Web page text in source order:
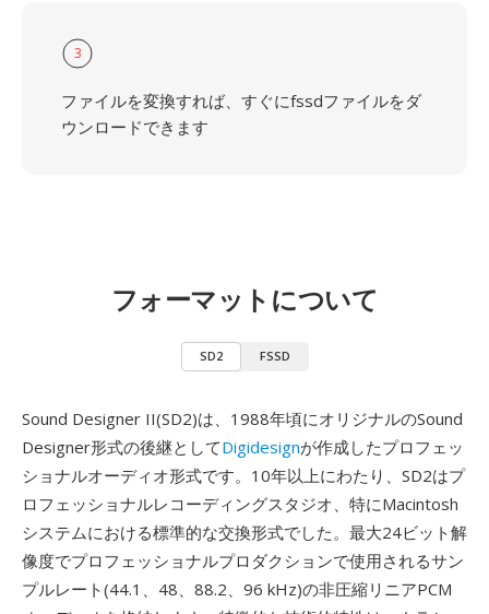
3
ファイルを変換すれば、すぐにfssdファイルをダ
ウンロードできます
フォーマットについて
SD2 FSSD
Sound Designer II(SD2)は、1988年頃にオリジナルのSound
Designer形式の後継としてDigidesignが作成したプロフェッ
ショナルオーディオ形式です。10年以上にわたり、SD2はプ
ロフェッショナルレコーディングスタジオ、特にMacintosh
システムにおける標準的な交換形式でした。最大24ビット解
像度でプロフェッショナルプロダクションで使用されるサン
プルレート(44.1、48、88.2、96 kHz)の非圧縮リニアPCM